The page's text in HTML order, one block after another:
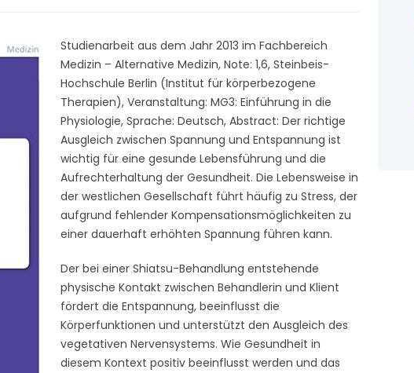
Studienarbeit aus dem Jahr 2013 im Fachbereich
Medizin – Alternative Medizin, Note: 1,6, Steinbeis-
Hochschule Berlin (Institut für körperbezogene
Therapien), Veranstaltung: MG3: Einführung in die
Physiologie, Sprache: Deutsch, Abstract: Der richtige
Ausgleich zwischen Spannung und Entspannung ist
wichtig für eine gesunde Lebensführung und die
Aufrechterhaltung der Gesundheit. Die Lebensweise in
der westlichen Gesellschaft führt häufig zu Stress, der
aufgrund fehlender Kompensationsmöglichkeiten zu
einer dauerhaft erhöhten Spannung führen kann.
Der bei einer Shiatsu-Behandlung entstehende
physische Kontakt zwischen Behandlerin und Klient
fördert die Entspannung, beeinflusst die
Körperfunktionen und unterstützt den Ausgleich des
vegetativen Nervensystems. Wie Gesundheit in
diesem Kontext positiv beeinflusst werden und das